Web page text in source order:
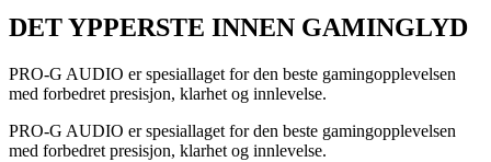
DET YPPERSTE INNEN GAMINGLYD
PRO-G AUDIO er spesiallaget for den beste gamingopplevelsen
med forbedret presisjon, klarhet og innlevelse.
PRO-G AUDIO er spesiallaget for den beste gamingopplevelsen
med forbedret presisjon, klarhet og innlevelse.